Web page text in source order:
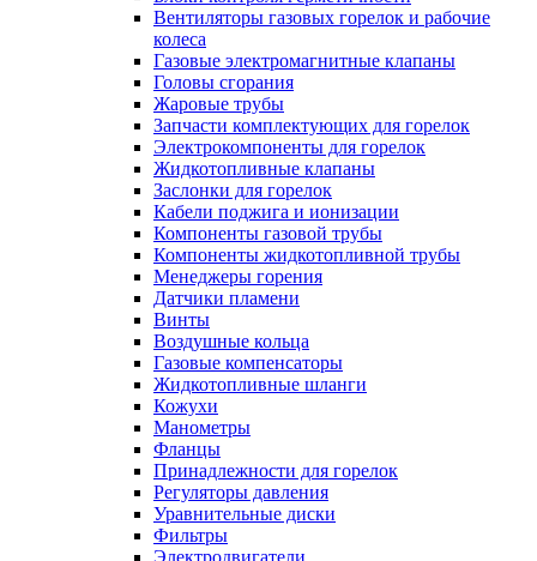
Вентиляторы газовых горелок и рабочие
колеса
Газовые электромагнитные клапаны
Головы сгорания
Жаровые трубы
Запчасти комплектующих для горелок
Электрокомпоненты для горелок
Жидкотопливные клапаны
Заслонки для горелок
Кабели поджига и ионизации
Компоненты газовой трубы
Компоненты жидкотопливной трубы
Менеджеры горения
Датчики пламени
Винты
Воздушные кольца
Газовые компенсаторы
Жидкотопливные шланги
Кожухи
Манометры
Фланцы
Принадлежности для горелок
Регуляторы давления
Уравнительные диски
Фильтры
Электродвигатели